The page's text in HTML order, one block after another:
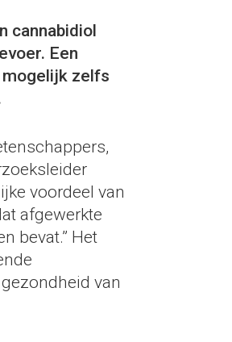
cannabidiol
Een
zelfs
voordeel van
afgewerkte
bevat.” Het
van